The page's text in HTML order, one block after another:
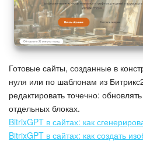
Готовые сайты, созданные в
нуля или по шаблонам из
редактировать точечно:
отдельных блоках.
BitrixGPT в сайтах: как
BitrixGPT в сайтах: как создать